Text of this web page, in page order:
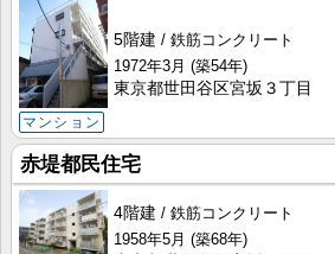
マンション
5階建
鉄筋コンクリート
1972年3月 (築54年)
東京都世田谷区宮坂３丁目
赤堤都民住宅
4階建
鉄筋コンクリート
1958年5月 (築68年)